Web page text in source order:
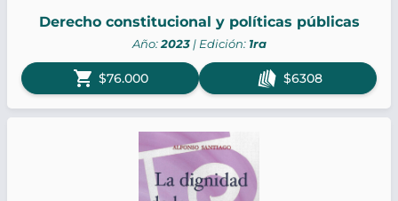
Derecho constitucional y políticas públicas
Año:2023| Edición: 1ra
shopping_cart $76.000 $6308